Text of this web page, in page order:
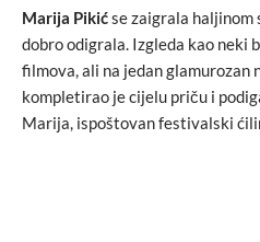
Marija Pikićse zaigrala haljinom
dobro odigrala. Izgleda kao neki
filmova, ali na jedan glamurozan
kompletirao je cijelu priču i
Marija, ispoštovan festivalski